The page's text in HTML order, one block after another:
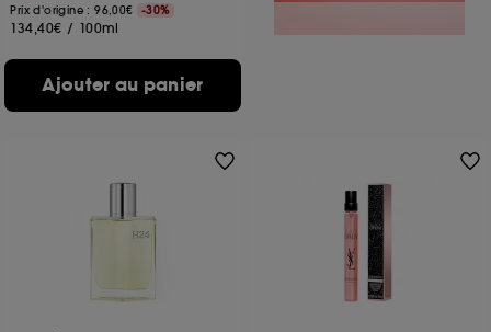
Prix d'origine : 96,00€ -30%
134,40€ / 100ml
Ajouter au panier